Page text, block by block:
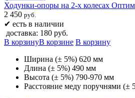
Ходунки-опоры на 2-х колесах
2 450 руб.
✔ есть в наличии
доставка: 180 руб.
В корзинуВ корзине В корзину
Ширина (± 5%) 620 мм
Длина (± 5%) 490 мм
Высота (± 5%) 790-970 мм
Расстояние меду поручнями (±